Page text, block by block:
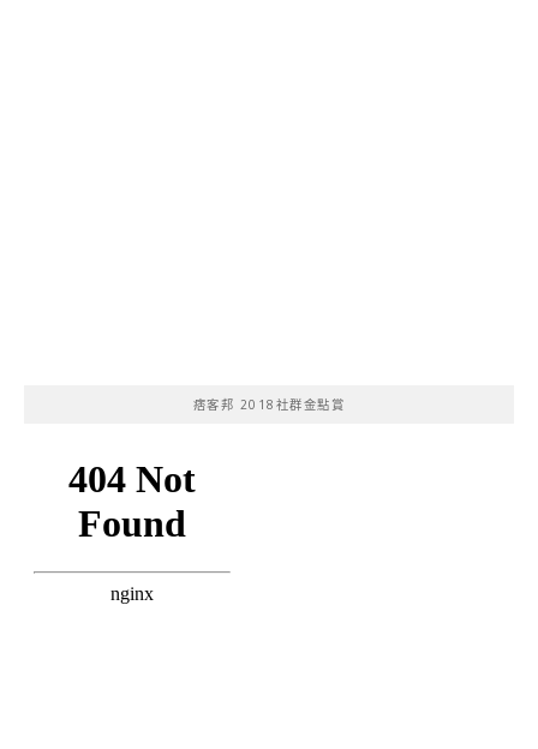
痞客邦 2018社群金點賞